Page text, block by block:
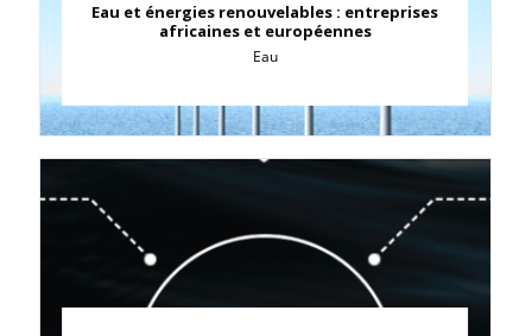
Eau et énergies renouvelables : entreprises
africaines et européennes
Eau